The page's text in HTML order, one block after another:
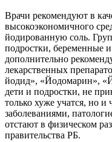
Врачи рекомендуют в
высокоэкономичного
йодированную соль.
подростки, беременные
дополнительно
лекарственных
йодид», «Йодомарин»,
дети и подростки, не
только хуже учатся, но
заболеваниями,
отстают в физическом
правительства РБ.